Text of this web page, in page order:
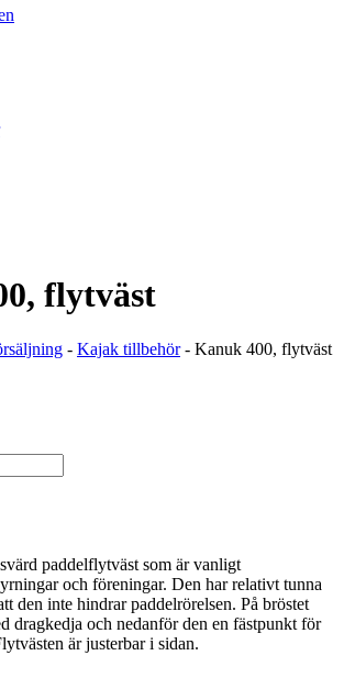
flytväst
- Kajak tillbehör- Kanuk 400, flytväst
paddelflytväst som är vanligt
och föreningar. Den har relativt tunna
den inte hindrar paddelrörelsen. På bröstet
dragkedja och nedanför den en fästpunkt för
är justerbar i sidan.